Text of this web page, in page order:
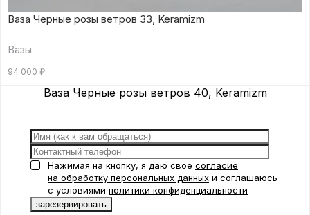
Ваза Черные розы ветров 33, Keramizm
Вазы
94 000 ₽
Ваза Черные розы ветров 40, Keramizm
Нажимая на кнопку, я даю свое согласие
на обработку персональных данных и соглашаюсь
с условиями политики конфиденциальности